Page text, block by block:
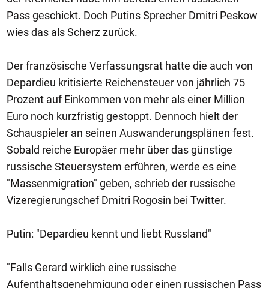
Pass geschickt. Doch Putins Sprecher Dmitri Peskow
wies das als Scherz zurück.
Der französische Verfassungsrat hatte die auch von
Depardieu kritisierte Reichensteuer von jährlich 75
Prozent auf Einkommen von mehr als einer Million
Euro noch kurzfristig gestoppt. Dennoch hielt der
Schauspieler an seinen Auswanderungsplänen fest.
Sobald reiche Europäer mehr über das günstige
russische Steuersystem erführen, werde es eine
"Massenmigration" geben, schrieb der russische
Vizeregierungschef Dmitri Rogosin bei Twitter.
Putin: "Depardieu kennt und liebt Russland"
"Falls Gerard wirklich eine russische
Aufenthaltsgenehmigung oder einen russischen Pass